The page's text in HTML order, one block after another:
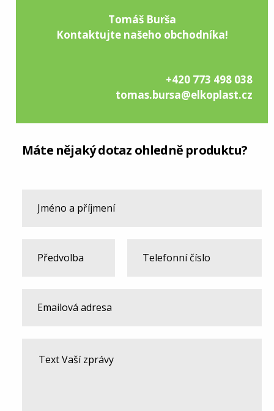
Tomáš Burša
Kontaktujte našeho obchodníka!
+420 773 498 038
tomas.bursa@elkoplast.cz
Máte nějaký dotaz ohledně produktu?